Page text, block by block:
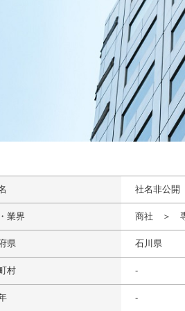
社名非公開
業界 商社 ＞
県 石川県
村 -
-